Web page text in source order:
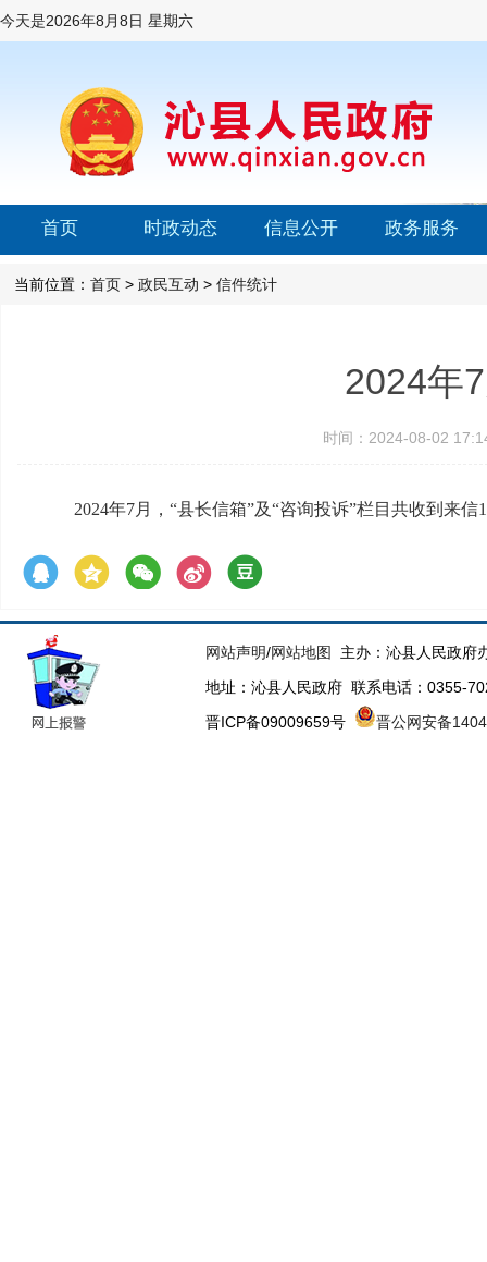
今天是2026年8月8日 星期六
首页 时政动态 信息公开 政务服务
当前位置： 首页 > 政民互动 > 信件统计
2024年
时间：2024-08-02
2024年7月，“县长信箱”及“咨询投诉”栏目共收到来
网站声明/网站地图
主办：沁县人民政府
地址：沁县人民政府 联系电话：0355-
晋ICP备09009659号
晋公网安备